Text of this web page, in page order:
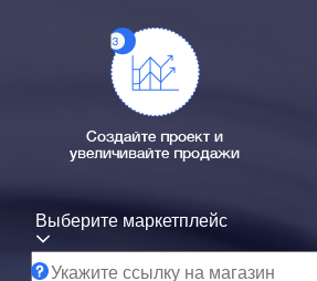
Создайте проект и
увеличивайте продажи
Выберите маркетплейс